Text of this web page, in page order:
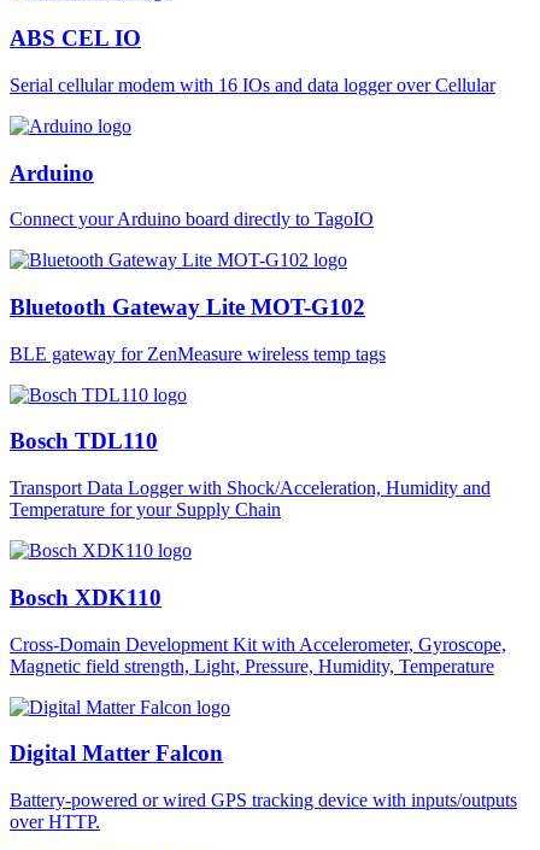
ABS CEL IO
Serial cellular modem with 16 IOs and data logger over Cellular
Arduino
Connect your Arduino board directly to TagoIO
Bluetooth Gateway Lite MOT-G102
BLE gateway for ZenMeasure wireless temp tags
Bosch TDL110
Transport Data Logger with Shock/Acceleration, Humidity and
Temperature for your Supply Chain
Bosch XDK110
Cross-Domain Development Kit with Accelerometer, Gyroscope,
Magnetic field strength, Light, Pressure, Humidity, Temperature
Digital Matter Falcon
Battery-powered or wired GPS tracking device with inputs/outputs
over HTTP.